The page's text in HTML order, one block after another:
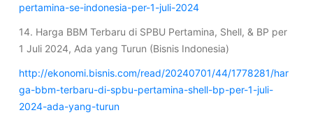
pertamina-se-indonesia-per-1-juli-2024
14. Harga BBM Terbaru di SPBU Pertamina, Shell, & BP per
1 Juli 2024, Ada yang Turun (Bisnis Indonesia)
http://ekonomi.bisnis.com/read/20240701/44/1778281/har
ga-bbm-terbaru-di-spbu-pertamina-shell-bp-per-1-juli-
2024-ada-yang-turun